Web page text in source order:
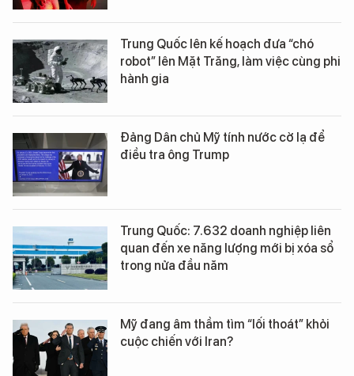
Trung Quốc lên kế hoạch đưa “chó
robot” lên Mặt Trăng, làm việc cùng phi
hành gia
Đảng Dân chủ Mỹ tính nước cờ lạ để
điều tra ông Trump
Trung Quốc: 7.632 doanh nghiệp liên
quan đến xe năng lượng mới bị xóa sổ
trong nửa đầu năm
Mỹ đang âm thầm tìm “lối thoát” khỏi
cuộc chiến với Iran?